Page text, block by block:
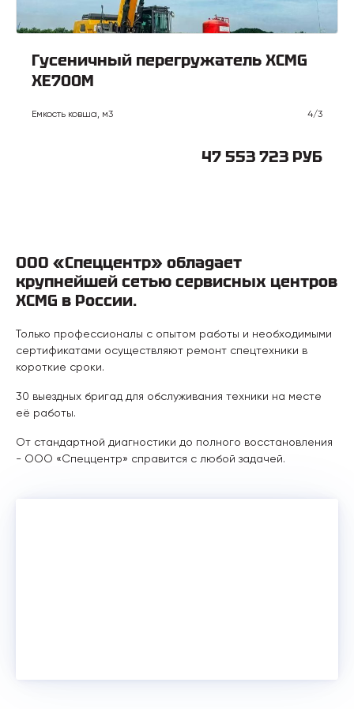
Гусеничный перегружатель XCMG
XE700M
Емкость ковша, м3 4/3
47 553 723 РУБ
ООО «Спеццентр» обладает
крупнейшей сетью сервисных центров
XCMG в России.
Только профессионалы с опытом работы и необходимыми
сертификатами осуществляют ремонт спецтехники в
короткие сроки.
30 выездных бригад для обслуживания техники на месте
её работы.
От стандартной диагностики до полного восстановления
- ООО «Спеццентр» справится с любой задачей.